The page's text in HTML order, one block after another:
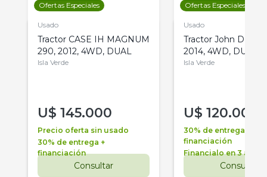
Ofertas Especiales
Usado
Tractor CASE IH MAGNUM
290, 2012, 4WD, DUAL
Isla Verde
U$ 145.000
Precio oferta sin usado
30% de entrega +
financiación
Consultar
Ofertas Especiales
Usado
Tractor John Deere
2014, 4WD, DUAL
Isla Verde
U$ 120.000
30% de entrega +
financiación
Financialo en 3 años
Consultar